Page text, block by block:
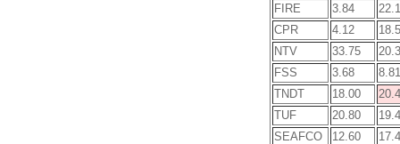
FIRE
3.84
CPR
4.12
NTV
33.75
FSS
3.68
8.81
TNDT
18.00
TUF
20.80
SEAFCO
12.60